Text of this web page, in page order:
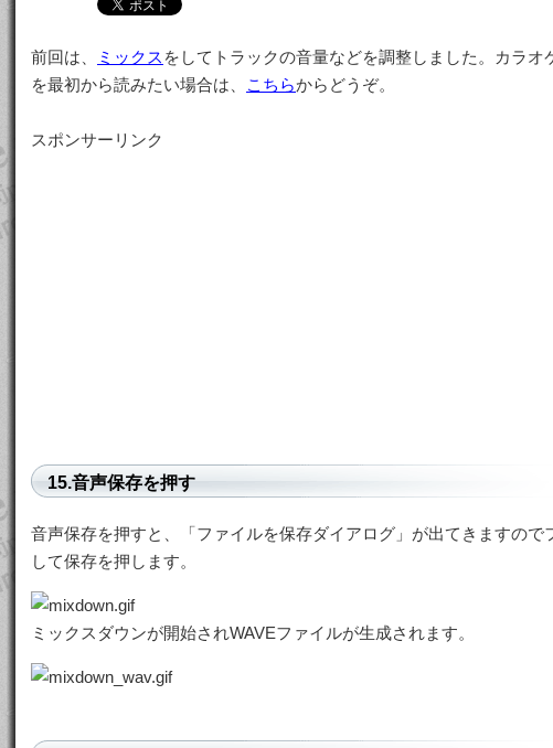
前回は、 ミックス をしてトラックの音量などを調整しました。カラオ
を最初から読みたい場合は、
こちらからどうぞ。
スポンサーリンク
15.音声保存を押す
音声保存を押すと、「ファイルを保存ダイアログ」が出てきますので
して保存を押します。
ミックスダウンが開始されWAVEファイルが生成されます。